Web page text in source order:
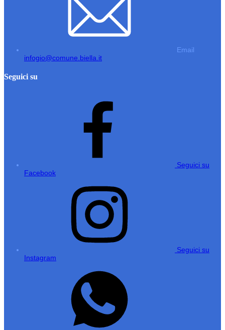
Email
infogio@comune.biella.it
Seguici su
Seguici su
Facebook
Seguici su
Instagram